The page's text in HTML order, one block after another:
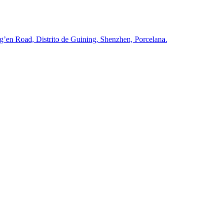
Road, Distrito de Guining, Shenzhen, Porcelana.